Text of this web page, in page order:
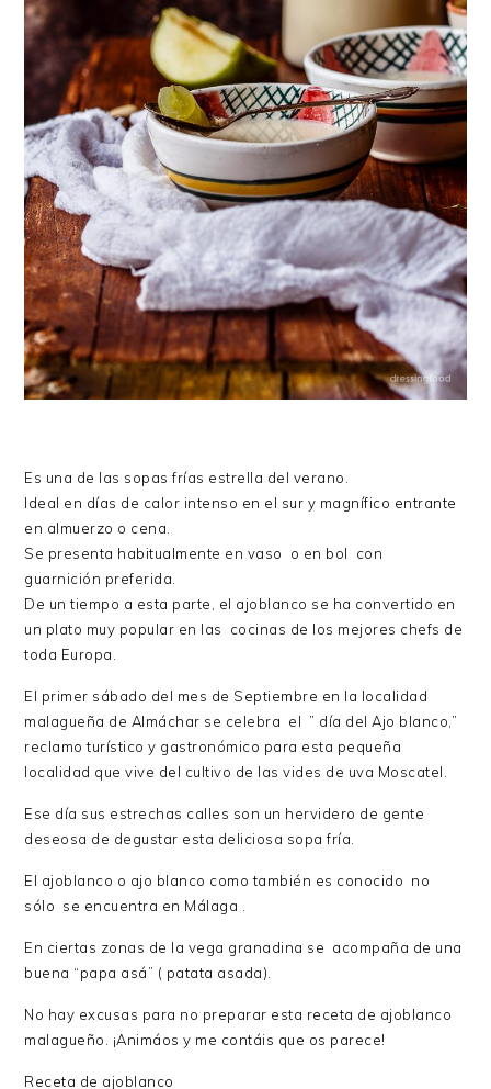
Es una de las sopas frías estrella del verano.
Ideal en días de calor intenso en el sur y magnífico entrante
en almuerzo o cena.
Se presenta habitualmente en vaso o en bol con
guarnición preferida.
De un tiempo a esta parte, el ajoblanco se ha convertido en
un plato muy popular en las cocinas de los mejores chefs de
toda Europa.
El primer sábado del mes de Septiembre en la localidad
malagueña de Almáchar se celebra el ” día del Ajo blanco,”
reclamo turístico y gastronómico para esta pequeña
localidad que vive del cultivo de las vides de uva Moscatel.
Ese día sus estrechas calles son un hervidero de gente
deseosa de degustar esta deliciosa sopa fría.
El ajoblanco o ajo blanco como también es conocido no
sólo se encuentra en Málaga .
En ciertas zonas de la vega granadina se acompaña de una
buena “papa asá” ( patata asada).
No hay excusas para no preparar esta receta de ajoblanco
malagueño. ¡Animáos y me contáis que os parece!
Receta de ajoblanco